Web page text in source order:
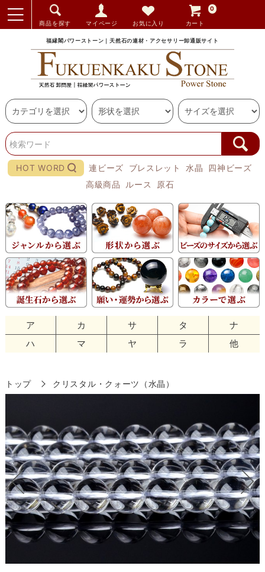
商品を探す マイページ お気に入り カート
0
福縁閣パワーストーン｜天然石の連材・アクセサリー卸通販サイト
HOT WORD 連ビーズ ブレスレット 水晶
四神ビーズ
高級商品
ルース 原石
ア カ サ タ
ナ
ハ
マ ヤ ラ 他
トップ クリスタル・クォーツ（水晶）